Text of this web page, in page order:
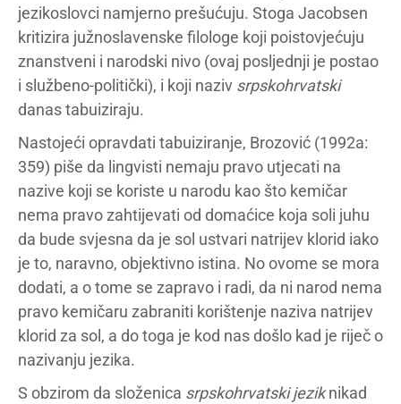
jezikoslovci namjerno prešućuju. Stoga Jacobsen
kritizira južnoslavenske filologe koji poistovjećuju
znanstveni i narodski nivo (ovaj posljednji je postao
i službeno-politički), i koji naziv srpskohrvatski
danas tabuiziraju.
Nastojeći opravdati tabuiziranje, Brozović (1992a:
359) piše da lingvisti nemaju pravo utjecati na
nazive koji se koriste u narodu kao što kemičar
nema pravo zahtijevati od domaćice koja soli juhu
da bude svjesna da je sol ustvari natrijev klorid iako
je to, naravno, objektivno istina. No ovome se mora
dodati, a o tome se zapravo i radi, da ni narod nema
pravo kemičaru zabraniti korištenje naziva natrijev
klorid za sol, a do toga je kod nas došlo kad je riječ o
nazivanju jezika.
S obzirom da složenica srpskohrvatski jeziknikad